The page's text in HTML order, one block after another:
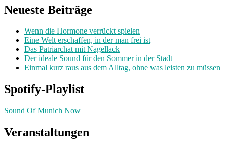
Neueste Beiträge
Wenn die Hormone verrückt spielen
Eine Welt erschaffen, in der man frei ist
Das Patriarchat mit Nagellack
Der ideale Sound für den Sommer in der Stadt
Einmal kurz raus aus dem Alltag, ohne was leisten zu müssen
Spotify-Playlist
Sound Of Munich Now
Veranstaltungen